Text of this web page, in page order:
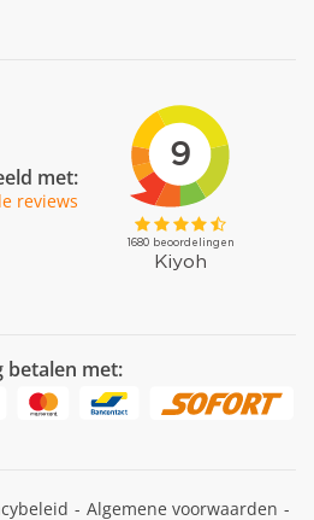
met:
reviews
betalen met:
- Algemene voorwaarden -